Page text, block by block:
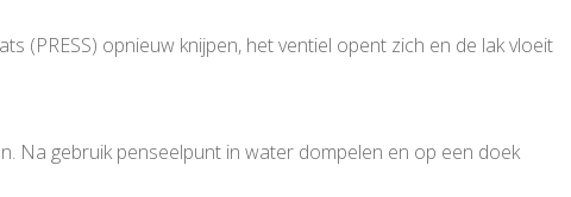
(PRESS) opnieuw knijpen, het ventiel opent zich en de lak vloeit
Na gebruik penseelpunt in water dompelen en op een doek